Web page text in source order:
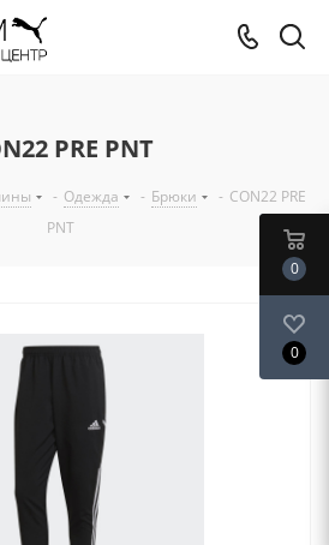
PRE PNT
- Одежда - Брюки - CON22 PRE
PNT
0
0